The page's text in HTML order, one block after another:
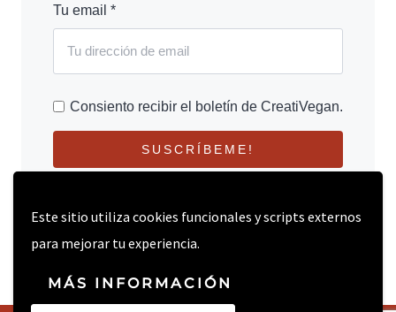
Este sitio utiliza cookies funcionales y scripts externos
para mejorar tu experiencia.
MÁS INFORMACIÓN
Tu email *
Consiento recibir el boletín de CreatiVegan.
SUSCRÍBEME!